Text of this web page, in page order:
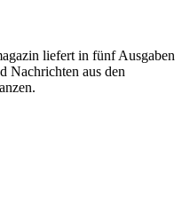
liefert in fünf Ausgaben
Nachrichten aus den